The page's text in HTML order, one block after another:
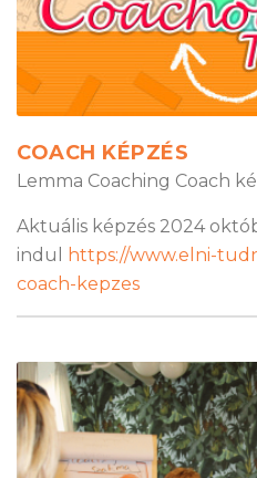
COACH KÉPZÉS
Lemma Coaching Coach
Aktuális képzés 2024
indul
https://www.elni-
coach-kepzes